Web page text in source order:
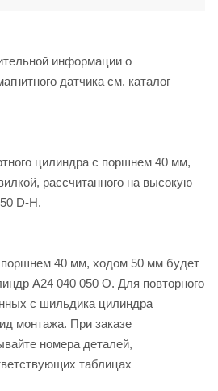
информации о
датчика см. каталог
цилиндра с поршнем 40 мм,
рассчитанного на высокую
D-H.
поршнем 40 мм, ходом 50 мм будет
A24 040 050 O. Для повторного
с шильдика цилиндра
монтажа. При заказе
номера деталей,
таблицах